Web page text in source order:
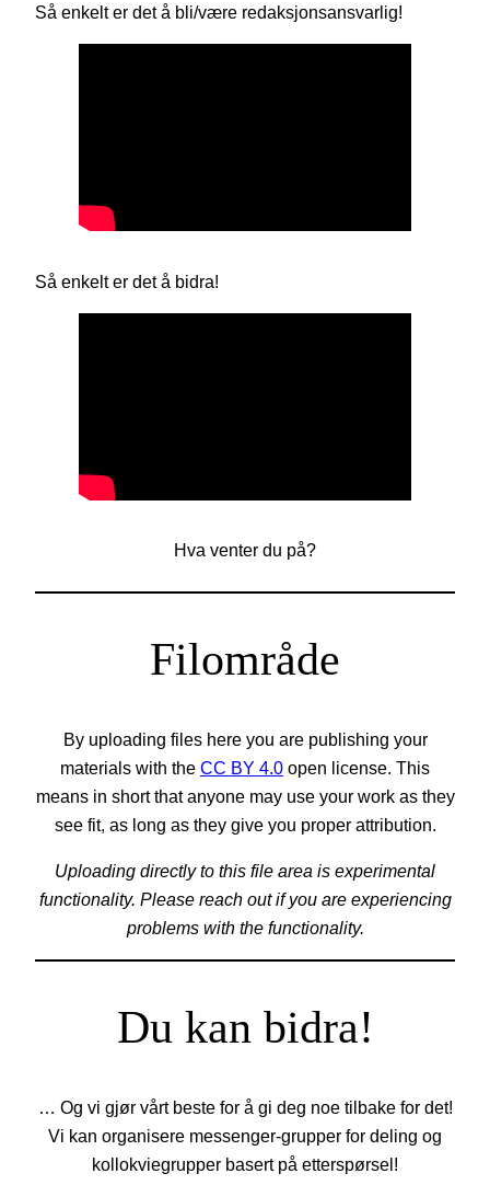
Så enkelt er det å bli/være redaksjonsansvarlig!
Så enkelt er det å bidra!
Hva venter du på?
Filområde
By uploading files here you are publishing your
materials with the CC BY 4.0 open license. This
means in short that anyone may use your work as they
see fit, as long as they give you proper attribution.
Uploading directly to this file area is experimental
functionality. Please reach out if you are experiencing
problems with the functionality.
Du kan bidra!
… Og vi gjør vårt beste for å gi deg noe tilbake for det!
Vi kan organisere messenger-grupper for deling og
kollokviegrupper basert på etterspørsel!